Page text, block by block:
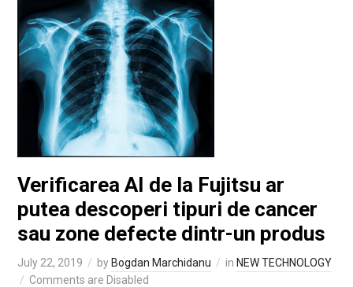
Verificarea AI de la Fujitsu ar
putea descoperi tipuri de cancer
sau zone defecte dintr-un produs
July 22, 2019 by Bogdan Marchidanu in NEW TECHNOLOGY
Comments are Disabled